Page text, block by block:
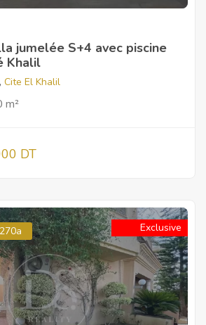
jumelée S+4 avec piscine
Khalil
, Cite El Khalil
m²
DT
Exclusive